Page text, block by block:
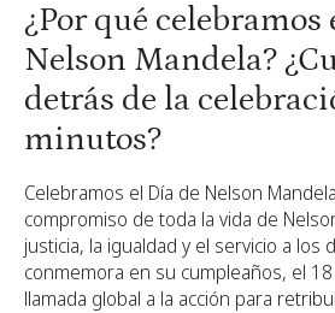
¿Por qué celebramos
Nelson Mandela?
detrás de la
minutos?
Celebramos el Día de Nelson
compromiso de toda la vida de
justicia, la igualdad y el servicio a los
conmemora en su cumpleaños, el
llamada global a la acción para